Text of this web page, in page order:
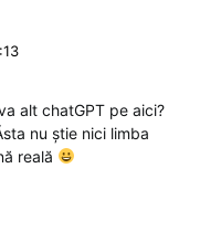
alt chatGPT pe aici?
nu știe nici limba
reală